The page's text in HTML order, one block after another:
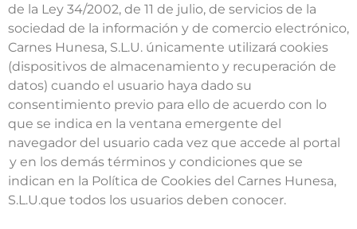
de la Ley 34/2002, de 11 de julio, de servicios de la
sociedad de la información y de comercio electrónico,
Carnes Hunesa, S.L.U. únicamente utilizará cookies
(dispositivos de almacenamiento y recuperación de
datos) cuando el usuario haya dado su
consentimiento previo para ello de acuerdo con lo
que se indica en la ventana emergente del
navegador del usuario cada vez que accede al portal
y en los demás términos y condiciones que se
indican en la Política de Cookies del Carnes Hunesa,
S.L.U.que todos los usuarios deben conocer.